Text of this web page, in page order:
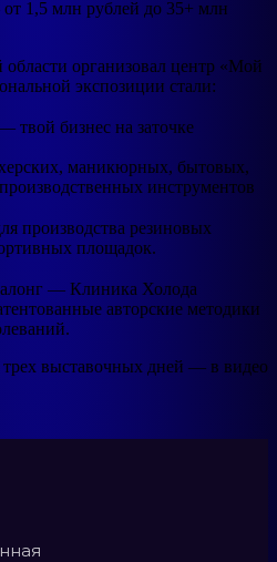
1,5 млн рублей до 35+ млн
области организовал центр «Мой
экспозиции стали:
твой бизнес на заточке
маникюрных, бытовых,
инструментов
производства резиновых
площадок.
— Клиника Холода
авторские методики
трех выставочных дней — в видео